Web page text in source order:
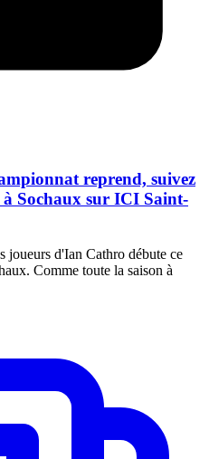
reprend, suivez
à Sochaux sur ICI Saint-
joueurs d'Ian Cathro débute ce
Comme toute la saison à